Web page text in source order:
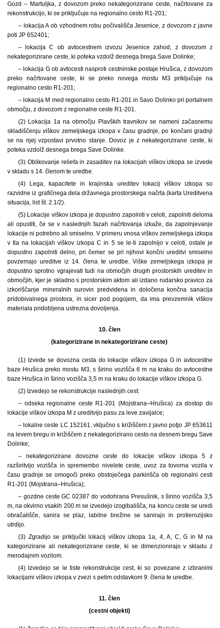
Gozd – Martuljka, z dovozom preko nekategorizirane ceste, načrtovane za
rekonstrukcijo, ki se priključuje na regionalno cesto R1-201;
– lokacija A ob vzhodnem robu počivališča Jesenice, z dovozom z javne
poti JP 652401;
– lokacija C ob avtocestnem izvozu Jesenice zahod, z dovozom z
nekategorizirane ceste, ki poteka vzdolž desnega brega Save Dolinke;
– lokacija G ob avtocesti nasproti cestninske postaje Hrušica, z dovozom
preko načrtovane ceste, ki se preko novega mostu M3 priključuje na
regionalno cesto R1-201;
– lokacija M med regionalno cesto R1-201 in Savo Dolinko pri portalnem
območju, z dovozom z regionalne ceste R1-201.
(2) Lokacija 1a na območju Plavških travnikov se nameni začasnemu
skladiščenju viškov zemeljskega izkopa v času gradnje, po končani gradnji
se na njej vzpostavi prvotno stanje. Dovoz je z nekategorizirane ceste, ki
poteka vzdolž desnega brega Save Dolinke.
(3) Oblikovanje reliefa in zasaditev na lokacijah viškov izkopa se izvede
v skladu s 14. členom te uredbe.
(4) Lega, kapacitete in krajinska ureditev lokacij viškov izkopa so
razvidne iz grafičnega dela državnega prostorskega načrta (karta Ureditvena
situacija, list št. 2.1/2).
(5) Lokacije viškov izkopa je dopustno zapolniti v celoti, zapolniti deloma
ali opustiti, če se v naslednjih fazah načrtovanja izkaže, da zapolnjevanje
lokacije ni potrebno ali smiselno. V primeru vnosa viškov zemeljskega izkopa
v tla na lokacijah viškov izkopa C in 5 se le-ti zapolnijo v celoti, ostale je
dopustno zapolniti delno, pri čemer se pri njihovi končni ureditvi smiselno
povzemajo ureditve iz 14. člena te uredbe. Viške zemeljskega izkopa je
dopustno sprotno vgrajevati tudi na območjih drugih prostorskih ureditev in
območjih, kjer je skladno s prostorskim aktom ali izdano rudarsko pravico za
izkoriščanje mineralnih surovin predvidena in določena končna sanacija
pridobivalnega prostora, in sicer pod pogojem, da ima prevzemnik viškov
materiala pridobljena ustrezna dovoljenja.
10. člen
(kategorizirane in nekategorizirane ceste)
(1) Izvede se dovozna cesta do lokacije viškov izkopa G in avtocestne
baze Hrušica preko mostu M3, s širino vozišča 6 m na kraku do avtocestne
baze Hrušica in širino vozišča 3,5 m na kraku do lokacije viškov izkopa G.
(2) Izvedejo se rekonstrukcije naslednjih cest:
– odseka regionalne ceste R1-201 (Mojstrana–Hrušica) za dostop do
lokacije viškov izkopa M z ureditvijo pasu za leve zavijalce;
– lokalne ceste LC 152161, vključno s križiščem z javno potjo JP 653611
na levem bregu in križiščem z nekategorizirano cesto na desnem bregu Save
Dolinke;
– nekategorizirane dovozne ceste do lokacije viškov izkopa 5 z
razširitvijo vozišča in spremembo nivelete ceste, uvoz za tovorna vozila v
času gradnje se omogoči preko obstoječega parkirišča ob regionalni cesti
R1-201 (Mojstrana–Hrušica);
– gozdne ceste GC 02387 do vodohrana Presušnik, s širino vozišča 3,5
m, na okvirno vsakih 200 m se izvedejo izogibališča, na koncu ceste se uredi
obračališče, sanira se plaz, labilne brežine se sanirajo in protierozijsko
utrdijo.
(3) Zgradijo se priključki lokacij viškov izkopa 1a, 4, A, C, G in M na
kategorizirane ali nekategorizirane ceste, ki se dimenzionirajo v skladu z
merodajnim vozilom.
(4) Izvedejo se le tiste rekonstrukcije cest, ki so povezane z izbranimi
lokacijami viškov izkopa v zvezi s petim odstavkom 9. člena te uredbe.
11. člen
(cestni objekti)